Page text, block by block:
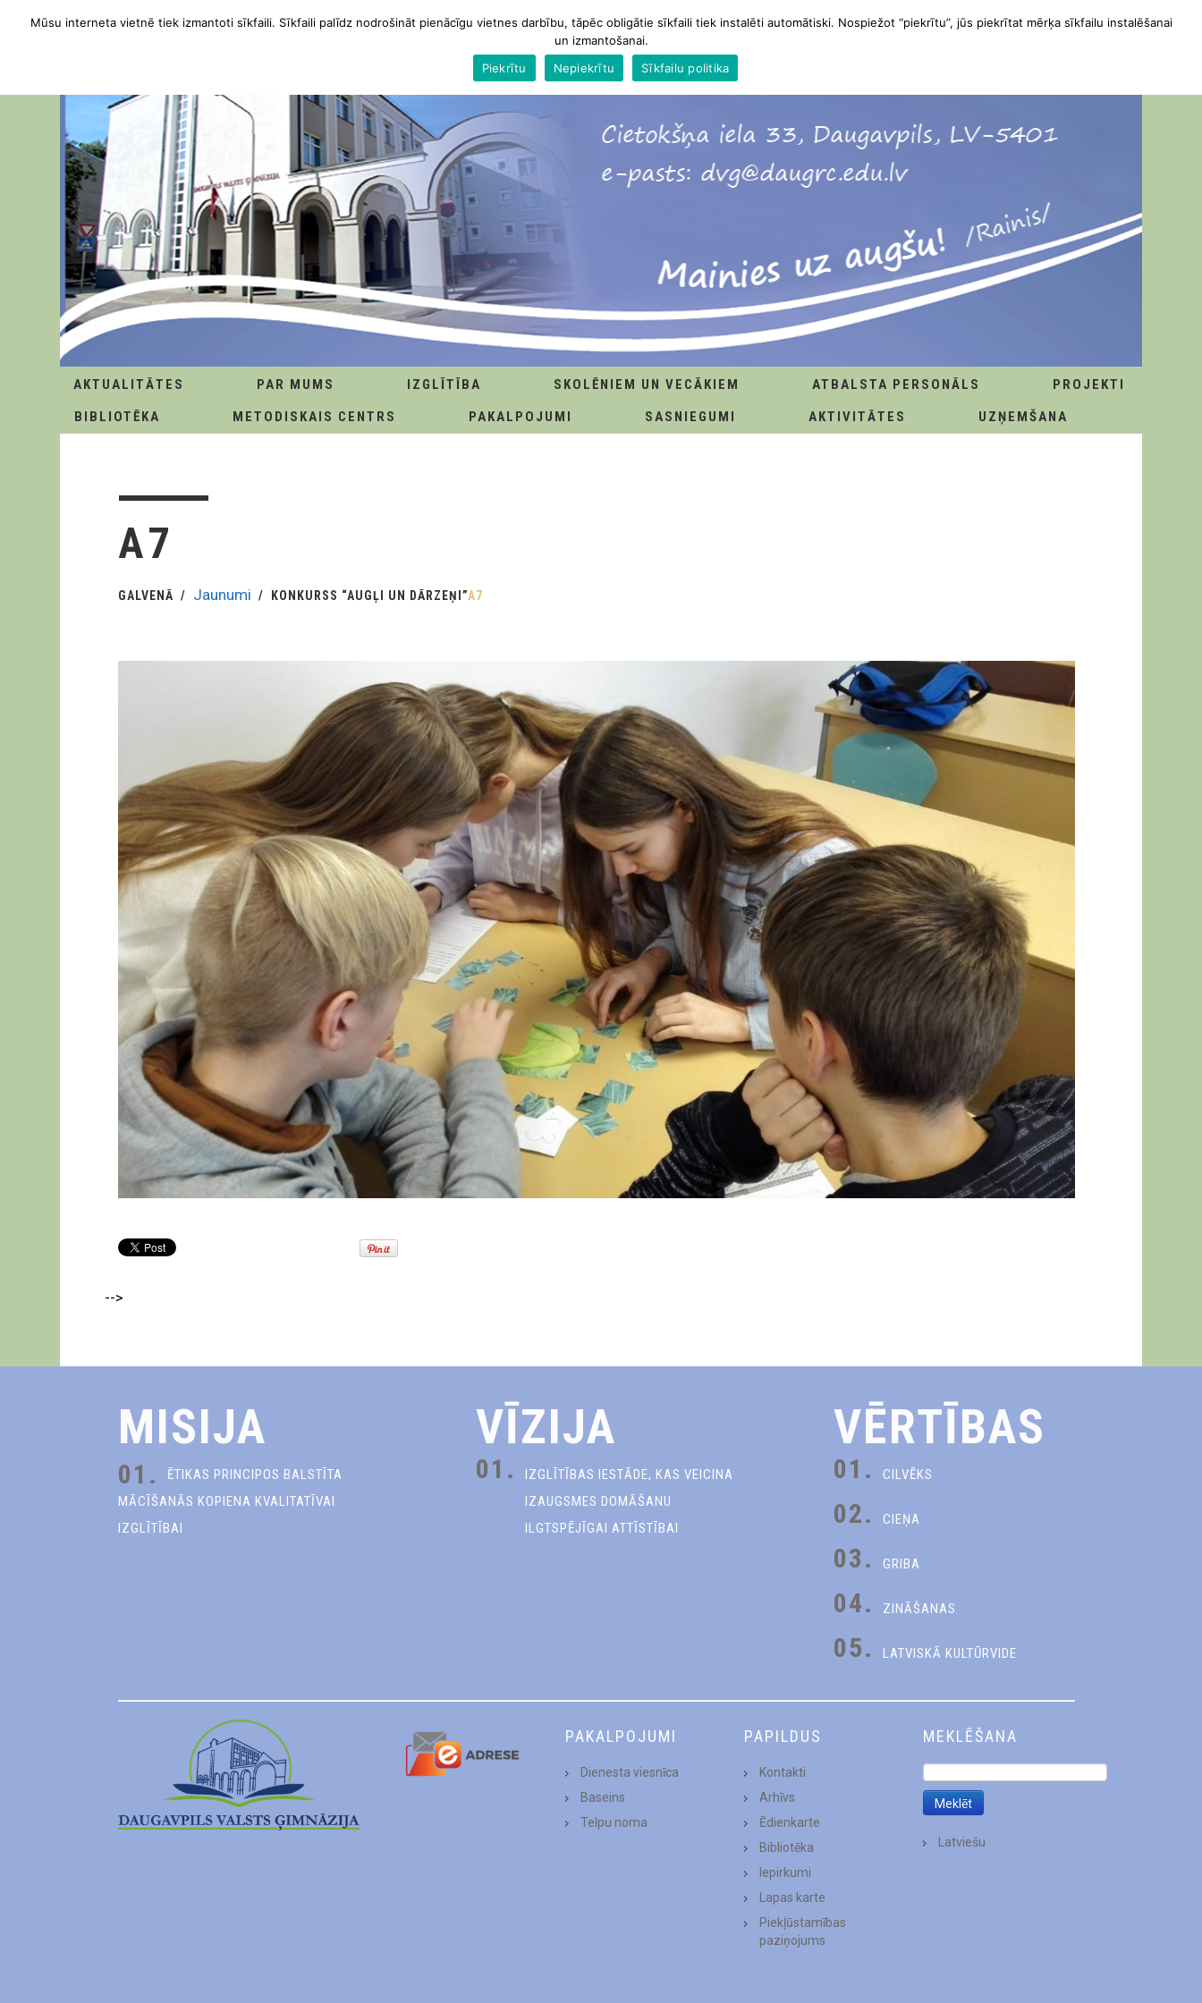
AKTUALITĀTES PAR MUMS IZGLĪTĪBA SKOLĒNIEM UN VECĀKIEM ATBALSTA PERSONĀLS
PROJEKTI
BIBLIOTĒKA
METODISKAIS CENTRS PAKALPOJUMI SASNIEGUMI AKTIVITĀTES UZŅEMŠANA
A7
GALVENĀ Jaunumi KONKURSS “AUGĻI UN DĀRZEŅI”A7
-->
MISIJA
01.
ĒTIKAS PRINCIPOS BALSTĪTA
MĀCĪŠANĀS KOPIENA KVALITATĪVAI
IZGLĪTĪBAI
VĪZIJA
01.
IZGLĪTĪBAS IESTĀDE, KAS VEICINA
IZAUGSMES DOMĀŠANU
ILGTSPĒJĪGAI ATTĪSTĪBAI
VĒRTĪBAS
01. CILVĒKS
02. CIEŅA
03. GRIBA
04. ZINĀŠANAS
05. LATVISKĀ KULTŪRVIDE
PAKALPOJUMI
Dienesta viesnīca
Baseins
Telpu noma
PAPILDUS
Kontakti
Arhīvs
Ēdienkarte
Bibliotēka
Iepirkumi
Lapas karte
Piekļūstamības
paziņojums
MEKLĒŠANA
Latviešu
Mūsu interneta vietnē tiek izmantoti sīkfaili. Sīkfaili palīdz nodrošināt pienācīgu vietnes darbību, tāpēc obligātie sīkfaili tiek instalēti automātiski. Nospiežot “piekrītu”, jūs piekrītat mērķa sīkfailu instalēšanai
un izmantošanai.
Piekrītu
Nepiekrītu Sīkfailu politika